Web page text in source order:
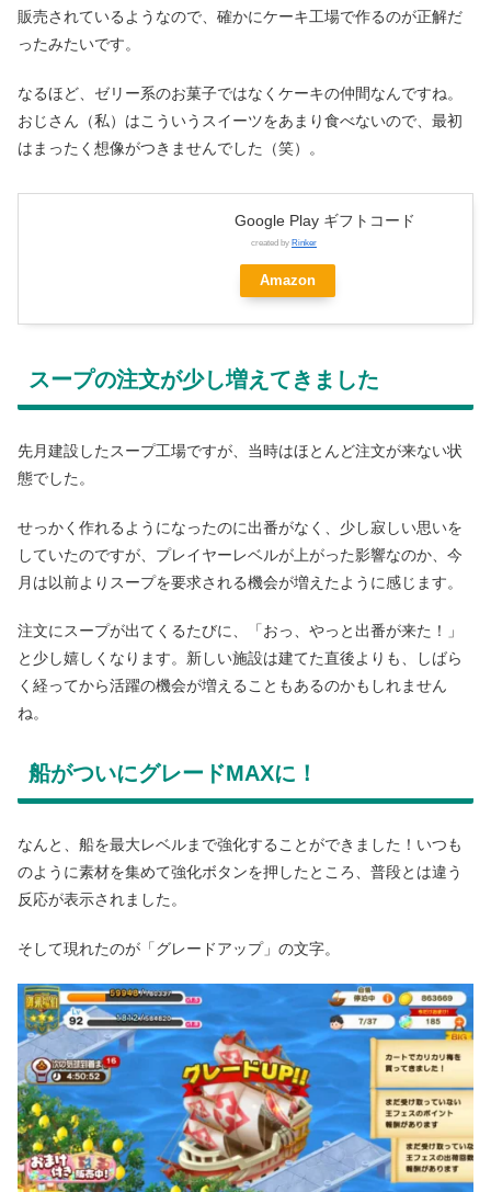
販売されているようなので、確かにケーキ工場で作るのが正解だ
ったみたいです。
なるほど、ゼリー系のお菓子ではなくケーキの仲間なんですね。
おじさん（私）はこういうスイーツをあまり食べないので、最初
はまったく想像がつきませんでした（笑）。
Google Play ギフトコード
created by Rinker
Amazon
スープの注文が少し増えてきました
先月建設したスープ工場ですが、当時はほとんど注文が来ない状
態でした。
せっかく作れるようになったのに出番がなく、少し寂しい思いを
していたのですが、プレイヤーレベルが上がった影響なのか、今
月は以前よりスープを要求される機会が増えたように感じます。
注文にスープが出てくるたびに、「おっ、やっと出番が来た！」
と少し嬉しくなります。新しい施設は建てた直後よりも、しばら
く経ってから活躍の機会が増えることもあるのかもしれません
ね。
船がついにグレードMAXに！
なんと、船を最大レベルまで強化することができました！いつも
のように素材を集めて強化ボタンを押したところ、普段とは違う
反応が表示されました。
そして現れたのが「グレードアップ」の文字。